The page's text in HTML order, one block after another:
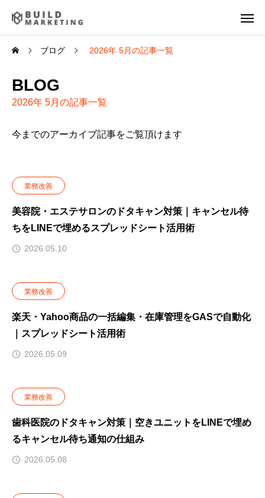
ブログ 2026年 5月の記事一覧
BLOG
2026年 5月の記事一覧
今までのアーカイブ記事をご覧頂けます
業務改善
美容院・エステサロンのドタキャン対策｜キャンセル待
ちをLINEで埋めるスプレッドシート活用術
2026.05.10
業務改善
楽天・Yahoo商品の一括編集・在庫管理をGASで自動化
｜スプレッドシート活用術
2026.05.09
業務改善
歯科医院のドタキャン対策｜空きユニットをLINEで埋め
るキャンセル待ち通知の仕組み
2026.05.08